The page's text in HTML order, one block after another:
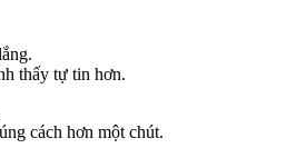
thấy tự tin hơn.
cách hơn một chút.